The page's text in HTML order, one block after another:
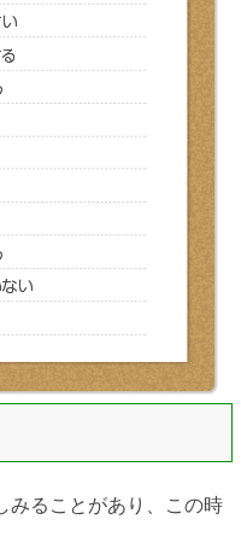
みることがあり、この時